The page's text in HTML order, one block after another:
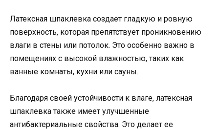
Латексная шпаклевка создает гладкую и ровную
поверхность, которая препятствует проникновению
влаги в стены или потолок. Это особенно важно в
помещениях с высокой влажностью, таких как
ванные комнаты, кухни или сауны.
Благодаря своей устойчивости к влаге, латексная
шпаклевка также имеет улучшенные
антибактериальные свойства. Это делает ее